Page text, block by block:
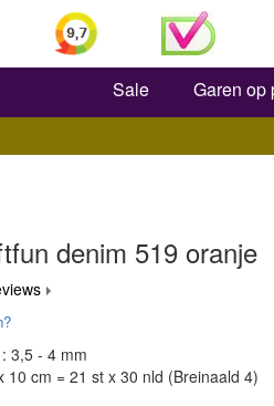
Zoeken
Sale Garen op
denim 519 oranje
3,5 - 4 mm
10 cm = 21 st x 30 nld (Breinaald 4)